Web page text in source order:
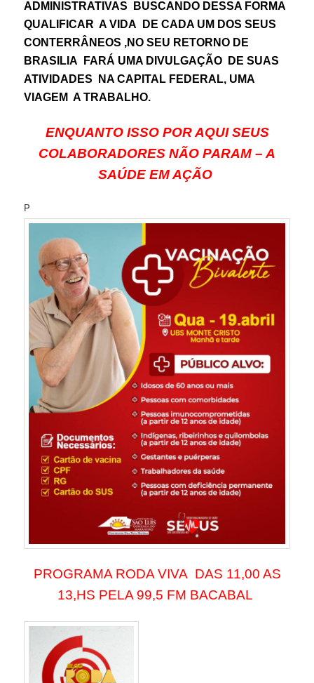
ADMINISTRATIVAS BUSCANDO DESSA FORMA
QUALIFICAR A VIDA DE CADA UM DOS SEUS
CONTERRÂNEOS ,NO SEU RETORNO DE
BRASILIA FARÁ UMA DIVULGAÇÃO DE SUAS
ATIVIDADES NA CAPITAL FEDERAL, UMA
VIAGEM A TRABALHO.
ENQUANTO ISSO POR AQUI SEUS
COLABORADORES NÃO PARAM – A
SAÚDE EM AÇÃO
P
PROGRAMA RODA VIVA DAS 11,00 AS
13,HS PELA 99,5 FM BACABAL